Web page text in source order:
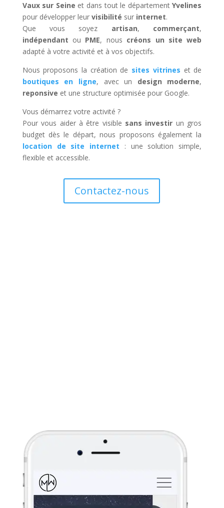
Vaux sur Seine et dans tout le départementYvelines
pour développer leur visibilité sur internet.
Que vous soyez artisan, commerçant,
indépendant ou PME, nous créons un site web
adapté à votre activité et à vos objectifs.
Nous proposons la création de sites vitrines et de
boutiques en ligne, avec un design moderne,
reponsive et une structure optimisée pour Google.
Vous démarrez votre activité ?
Pour vous aider à être visible sans investir un gros
budget dès le départ, nous proposons également la
location de site internet : une solution simple,
flexible et accessible.
Contactez-nous